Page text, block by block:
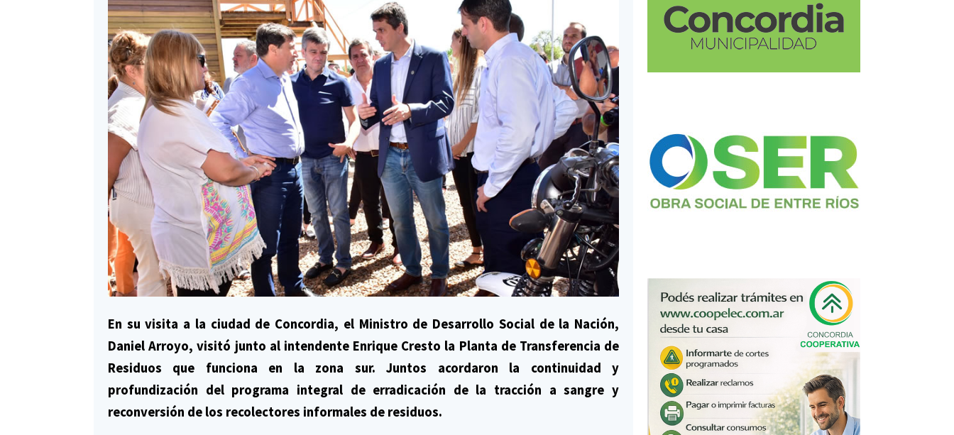
En su visita a la ciudad de Concordia, el Ministro de Desarrollo Social de la Nación,
Daniel Arroyo, visitó junto al intendente Enrique Cresto la Planta de Transferencia de
Residuos que funciona en la zona sur. Juntos acordaron la continuidad y
profundización del programa integral de erradicación de la tracción a sangre y
reconversión de los recolectores informales de residuos.